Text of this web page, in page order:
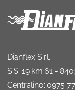
Dianflex S.r.l.
S.S. 19 km 61 -
Centralino: 0975